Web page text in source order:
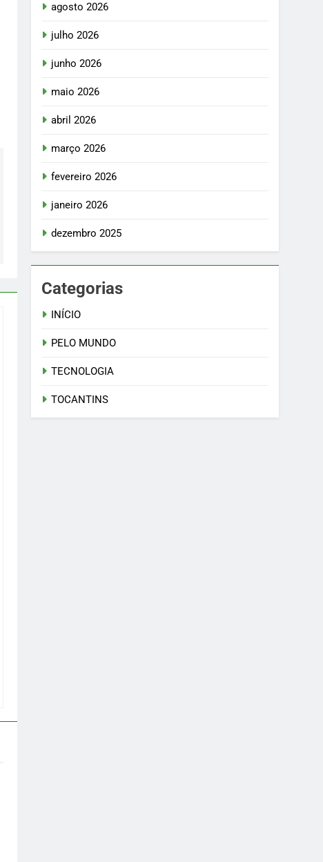
agosto 2026
julho 2026
junho 2026
maio 2026
abril 2026
março 2026
fevereiro 2026
janeiro 2026
dezembro 2025
Categorias
INÍCIO
PELO MUNDO
TECNOLOGIA
TOCANTINS